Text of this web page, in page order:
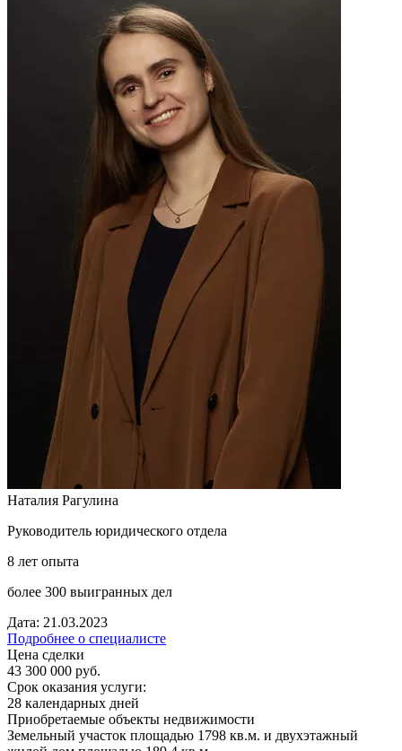
Наталия Рагулина
Руководитель юридического отдела
8 лет опыта
более 300 выигранных дел
Дата: 21.03.2023
Подробнее о специалисте
Цена сделки
43 300 000 руб.
Срок оказания услуги:
28 календарных дней
Приобретаемые объекты недвижимости
Земельный участок площадью 1798 кв.м. и двухэтажный